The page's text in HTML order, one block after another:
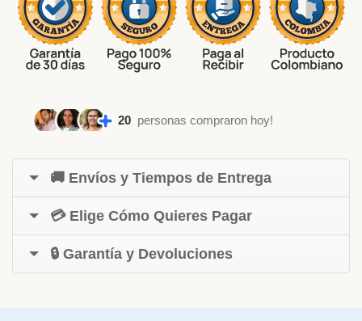
20 personas compraron hoy!
🚚 Envíos y Tiempos de Entrega
💳 Elige Cómo Quieres Pagar
🔒 Garantía y Devoluciones